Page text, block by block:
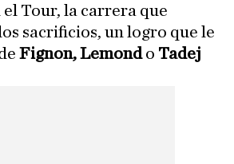
Tour, la carrera que
sacrificios, un logro que le
Fignon, Lemondo Tadej